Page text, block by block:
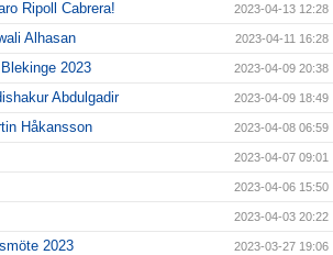
Ripoll Cabrera! 2023-04-13 12:28
Alhasan 2023-04-11 16:28
2023 2023-04-09 20:38
Abdulgadir 2023-04-09 18:49
Håkansson 2023-04-08 06:59
2023-04-07 09:01
2023-04-06 15:50
2023-04-03 20:22
2023 2023-03-27 19:06